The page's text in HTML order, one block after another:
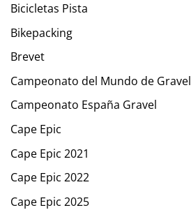
Bicicletas Pista
Bikepacking
Brevet
Campeonato del Mundo de Gravel
Campeonato España Gravel
Cape Epic
Cape Epic 2021
Cape Epic 2022
Cape Epic 2025